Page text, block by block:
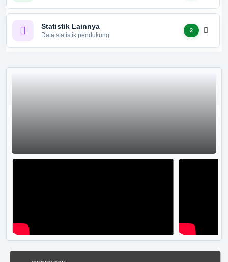
Statistik Lainnya
Data statistik pendukung
2